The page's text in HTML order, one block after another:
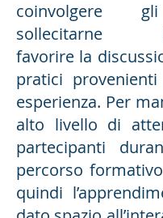
coinvolgere
sollecitarne
favorire la
pratici
esperienza. Per
alto livello di
partecipanti
percorso
quindi